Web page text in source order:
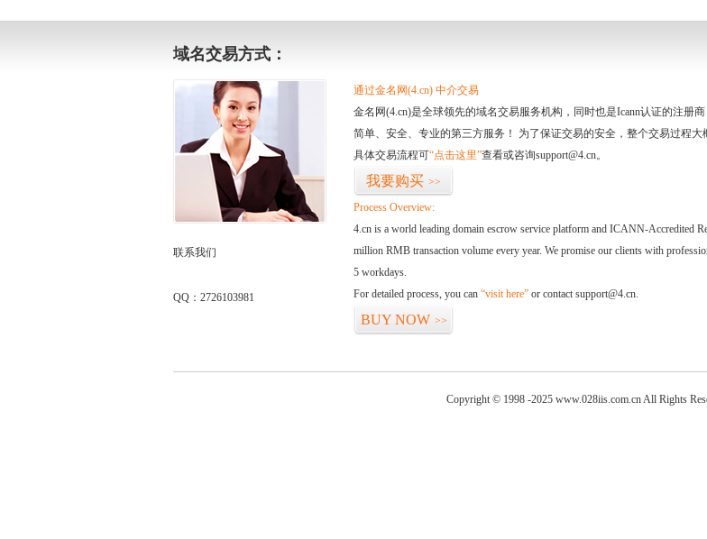
域名交易方式：
联系我们
QQ：2726103981
通过金名网(4.cn) 中介交易
金名网(4.cn)是全球领先的域名交易服务机构，同时也是Icann认证的注册
简单、安全、专业的第三方服务！ 为了保证交易的安全，整个交易过程大
具体交易流程可“点击这里”查看或咨询support@4.cn。
我要购买 >>
Process Overview:
4.cn is a world leading domain escrow service platform and ICANN-Accredited
million RMB transaction volume every year. We promise our clients with
5 workdays.
For detailed process, you can “visit here” or contact support@4.cn.
BUY NOW >>
Copyright © 1998 -2025 www.028iis.com.cn All Rights